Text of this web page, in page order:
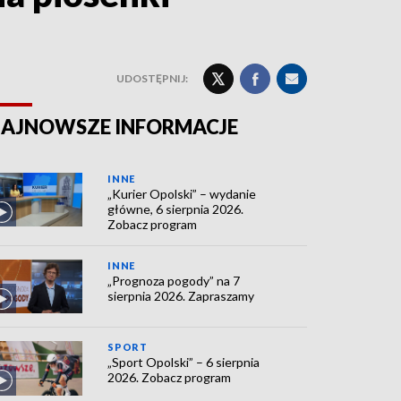
UDOSTĘPNIJ:
INFORMACJE
INNE
„Kurier Opolski” – wydanie
główne, 6 sierpnia 2026.
Zobacz program
INNE
„Prognoza pogody” na 7
sierpnia 2026. Zapraszamy
SPORT
„Sport Opolski” – 6 sierpnia
2026. Zobacz program